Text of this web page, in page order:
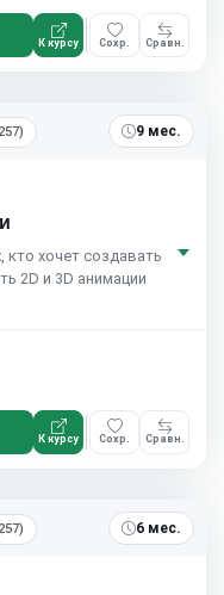
К курсу Сохр. Сравн.
9 мес.
хочет создавать
2D и 3D анимации
К курсу Сохр. Сравн.
6 мес.